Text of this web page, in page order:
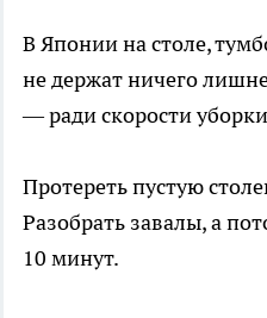
В Японии на столе,
не держат ничего
— ради скорости
Протереть пустую
Разобрать завалы, а
10 минут.